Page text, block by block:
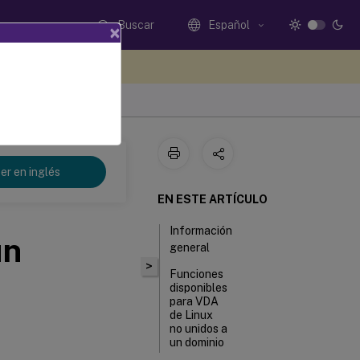
Buscar Español
en inglés
>
EN ESTE ARTÍCULO
Información
general
Funciones
disponibles
para VDA
de Linux
no unidos a
un dominio
×